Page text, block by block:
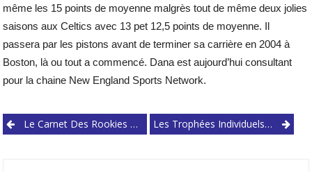
même les 15 points de moyenne malgrès tout de même deux jolies
saisons aux Celtics avec 13 pet 12,5 points de moyenne. Il
passera par les pistons avant de terminer sa carrière en 2004 à
Boston, là ou tout a commencé. Dana est aujourd’hui consultant
pour la chaine New England Sports Network.
PostLe Carnet Des Rookies 2.0 Les Trophées Individuels By Clutch Time – Janvier 2020